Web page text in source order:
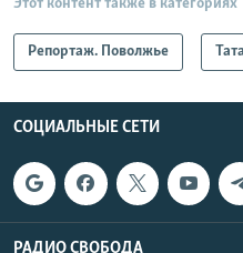
Этот контент также в категориях
Репортаж. Поволжье
СОЦИАЛЬНЫЕ СЕТИ
РАДИО СВОБОДА